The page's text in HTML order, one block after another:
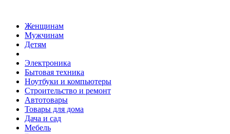
Женщинам
Мужчинам
Детям
Электроника
Бытовая техника
Ноутбуки и компьютеры
Строительство и ремонт
Автотовары
Товары для дома
Дача и сад
Мебель